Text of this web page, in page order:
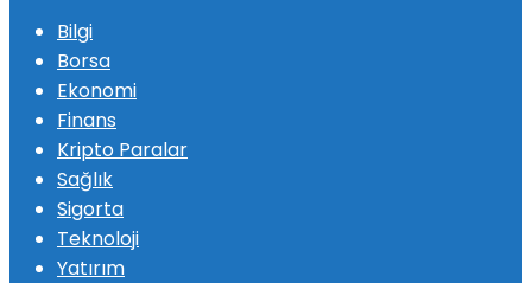
Bilgi
Borsa
Ekonomi
Finans
Kripto Paralar
Sağlık
Sigorta
Teknoloji
Yatırım